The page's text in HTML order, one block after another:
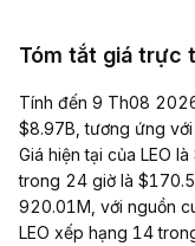
Tóm tắt giá trực
Tính đến 9 Th08
$8.97B, tương ứng
Giá hiện tại của LEO
trong 24 giờ là
920.01M, với nguồn
LEO xếp hạng 14